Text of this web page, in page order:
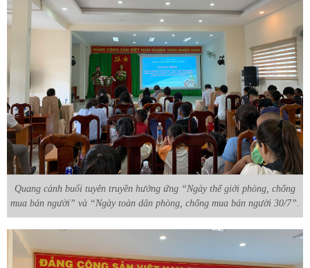
Quang cảnh buổi tuyên truyền hưởng ứng “Ngày thế giới phòng, chống
mua bán người” và “Ngày toàn dân phòng, chống mua bán người 30/7”.